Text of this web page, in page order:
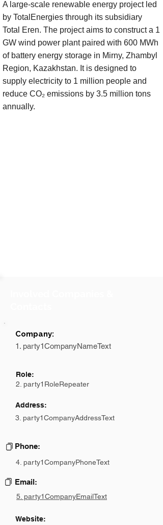
A large-scale renewable energy project led
by TotalEnergies through its subsidiary
Total Eren. The project aims to construct a 1
GW wind power plant paired with 600 MWh
of battery energy storage in Mirny, Zhambyl
Region, Kazakhstan. It is designed to
supply electricity to 1 million people and
reduce CO₂ emissions by 3.5 million tons
annually.
Company:
1. party1CompanyNameText
Role:
2. party1RoleRepeater
Address:
3. party1CompanyAddressText
Phone:
4. party1CompanyPhoneText
Email:
5. party1CompanyEmailText
Website: